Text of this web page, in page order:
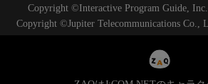
Copyright ©Interactive Program Guide,
Copyright ©Jupiter Telecommunications Co.,